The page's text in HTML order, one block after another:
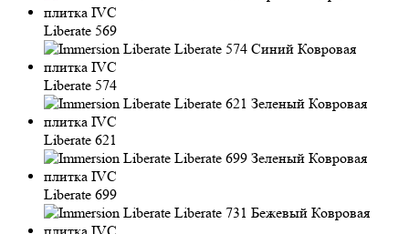
Liberate 569
Liberate 574
Liberate 621
Liberate 699